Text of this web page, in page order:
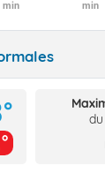
min
min